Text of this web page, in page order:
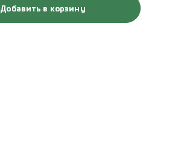
Добавить в корзину